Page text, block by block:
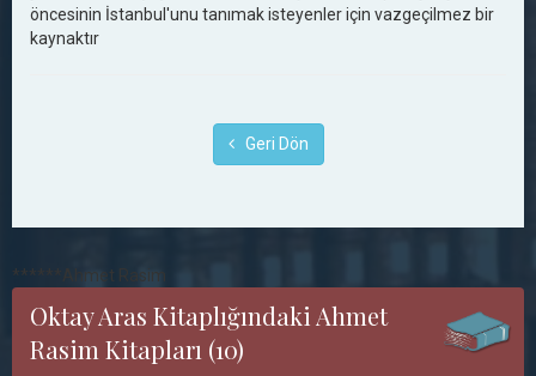
öncesinin İstanbul'unu tanımak isteyenler için vazgeçilmez bir
kaynaktır
Geri Dön
******Ahmet Rasim
Oktay Aras Kitaplığındaki Ahmet
Rasim Kitapları (10)